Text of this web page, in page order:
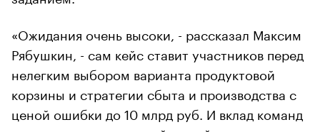
«Ожидания очень высоки, - рассказал Максим
Рябушкин, - сам кейс ставит участников перед
нелегким выбором варианта продуктовой
корзины и стратегии сбыта и производства с
ценой ошибки до 10 млрд руб. И вклад команд